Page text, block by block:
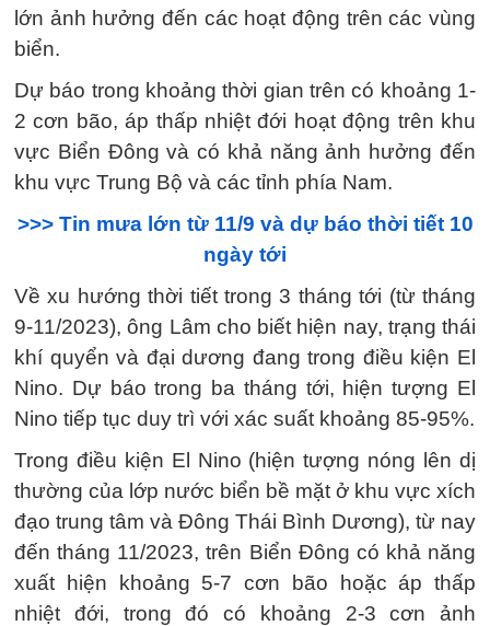
lớn ảnh hưởng đến các hoạt động trên các vùng
biển.
Dự báo trong khoảng thời gian trên có khoảng 1-
2 cơn bão, áp thấp nhiệt đới hoạt động trên khu
vực Biển Đông và có khả năng ảnh hưởng đến
khu vực Trung Bộ và các tỉnh phía Nam.
>>> Tin mưa lớn từ 11/9 và dự báo thời tiết 10
ngày tới
Về xu hướng thời tiết trong 3 tháng tới (từ tháng
9-11/2023), ông Lâm cho biết hiện nay, trạng thái
khí quyển và đại dương đang trong điều kiện El
Nino. Dự báo trong ba tháng tới, hiện tượng El
Nino tiếp tục duy trì với xác suất khoảng 85-95%.
Trong điều kiện El Nino (hiện tượng nóng lên dị
thường của lớp nước biển bề mặt ở khu vực xích
đạo trung tâm và Đông Thái Bình Dương), từ nay
đến tháng 11/2023, trên Biển Đông có khả năng
xuất hiện khoảng 5-7 cơn bão hoặc áp thấp
nhiệt đới, trong đó có khoảng 2-3 cơn ảnh